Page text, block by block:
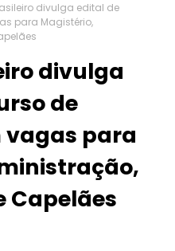
divulga edital de
para Magistério,
divulga
de
vagas para
Capelães